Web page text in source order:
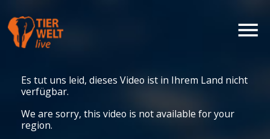
Es tut uns leid, dieses Video ist in Ihrem Land nicht
verfügbar.
We are sorry, this video is not available for your
region.